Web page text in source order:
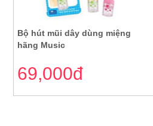
Bộ hút mũi dây dùng miệng
hãng Music
69,000đ